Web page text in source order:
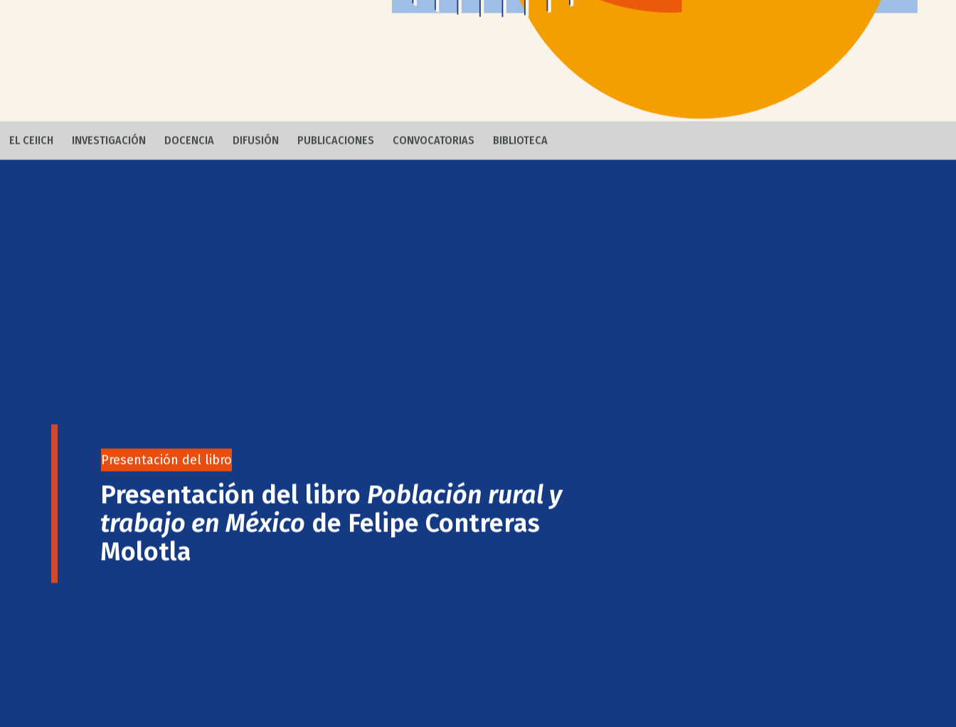
EL CEIICH INVESTIGACIÓN DOCENCIA DIFUSIÓN PUBLICACIONES CONVOCATORIAS BIBLIOTECA
Presentación del libro
Presentación del libro Población rural y
trabajo en México de Felipe Contreras
Molotla